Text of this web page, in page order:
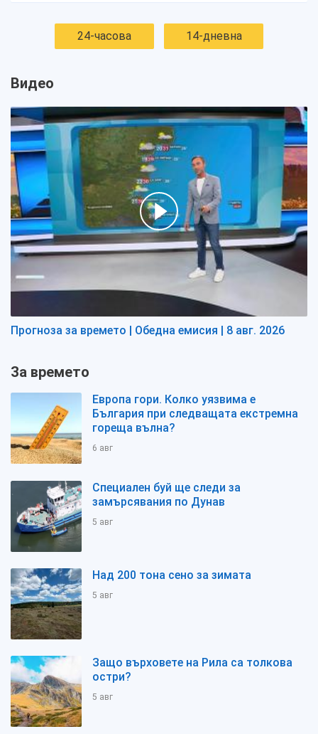
24-часова 14-дневна
Видео
Прогноза за времето | Обедна емисия | 8 авг. 2026
За времето
Европа гори. Колко уязвима е
България при следващата екстремна
гореща вълна?
6 авг
Специален буй ще следи за
замърсявания по Дунав
5 авг
Над 200 тона сено за зимата
5 авг
Защо върховете на Рила са толкова
остри?
5 авг